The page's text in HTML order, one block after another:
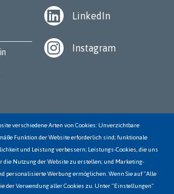
LinkedIn
Instagram
verschiedene Arten von Cookies: Unverzichtbare
Funktion der Website erforderlich sind; funktionale
und Leistung verbessern; Leistungs-Cookies, die uns
die Nutzung der Website zu erstellen; und Marketing-
personalisierte Werbung ermöglichen. Wenn Sie auf "Alle
der Verwendung aller Cookies zu. Unter "Einstellungen"